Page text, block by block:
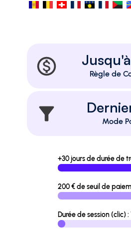
Règle de
Mode
+30 jours de durée de
200 € de seuil de
Durée de session (clic) :